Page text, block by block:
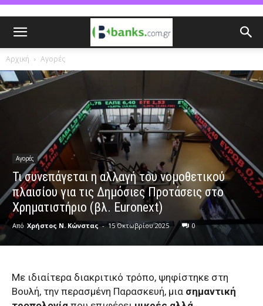
Αρχική Αγορές
Αγορές
Τι συνεπάγεται η αλλαγή του νομοθετικού
πλαισίου για τις Δημόσιες Προτάσεις στο
Χρηματιστήριο (βλ. Euronext)
Από Χρήστος Ν. Κώνστας - 15 Οκτωβρίου 2025 0
Mε ιδιαίτερα διακριτικό τρόπο, ψηφίστηκε στη
Βουλή, την περασμένη Παρασκευή, μια σημαντική